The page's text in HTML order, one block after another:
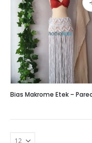
Bias Makrome Etek –